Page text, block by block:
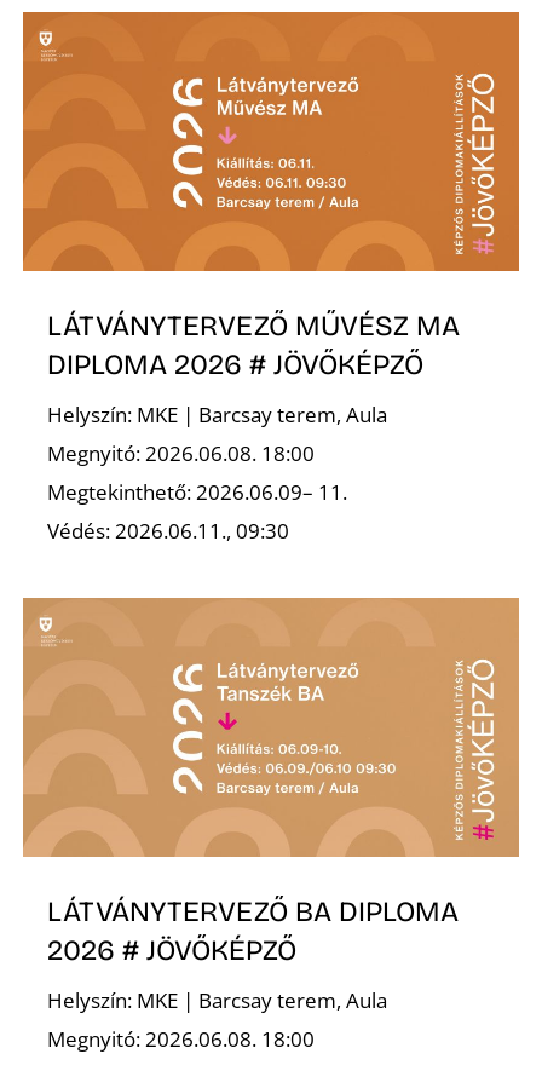
LÁTVÁNYTERVEZŐ MŰVÉSZ MA
DIPLOMA 2026 # JÖVŐKÉPZŐ
Helyszín: MKE | Barcsay terem, Aula
Megnyitó: 2026.06.08. 18:00
Megtekinthető: 2026.06.09– 11.
Védés: 2026.06.11., 09:30
LÁTVÁNYTERVEZŐ BA DIPLOMA
2026 # JÖVŐKÉPZŐ
Helyszín: MKE | Barcsay terem, Aula
Megnyitó: 2026.06.08. 18:00